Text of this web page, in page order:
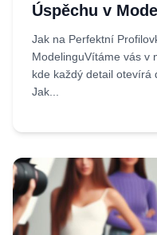
Úspěchu v
Jak na Perfektní
ModelinguVítáme vás v
kde každý detail otevírá
Jak...